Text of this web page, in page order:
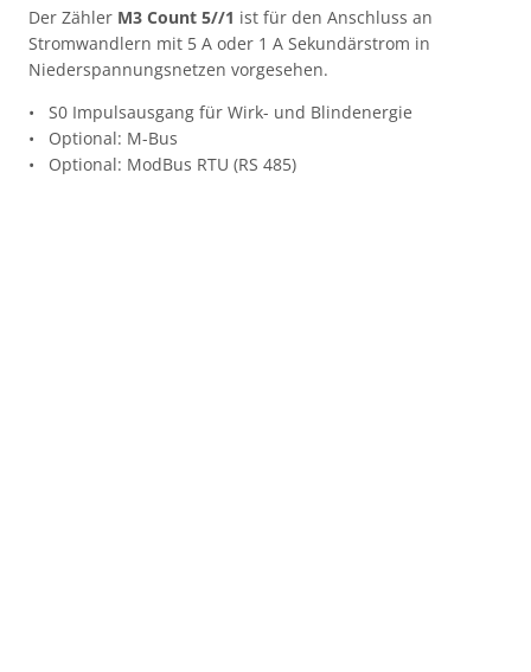
Der Zähler M3 Count 5//1 ist für den Anschluss an
Stromwandlern mit 5 A oder 1 A Sekundärstrom in
Niederspannungsnetzen vorgesehen.
• S0 Impulsausgang für Wirk- und Blindenergie
• Optional: M-Bus
• Optional: ModBus RTU (RS 485)